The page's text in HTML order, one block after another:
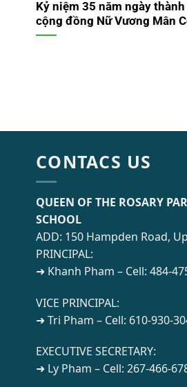
Kỷ niệm 35 năm ngày thành
cộng đồng Nữ Vương Mân
CONTACS US
QUEEN OF THE ROSARY
SCHOOL
ADD: 150 Hampden Road,
PRINCIPAL:
➜ Khanh Pham – Cell: 484-
VICE PRINCIPAL:
➜ Tri Pham – Cell: 610-930-
EXECUTIVE SECRETARY:
➜ Ly Pham – Cell: 267-466-